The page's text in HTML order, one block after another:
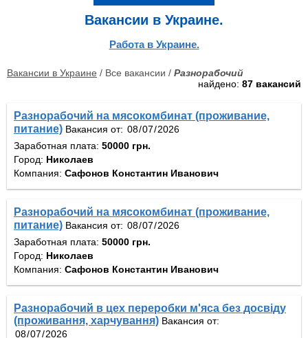
Вакансии в Украине.
Работа в Украине.
Вакансии в Украине / Все вакансии / Разнорабочий
найдено: 87 вакансий
Разнорабочий на мясокомбинат (проживание,
питание) Вакансия от:
Заработная плата: 50000 грн.
Город: Николаев
Компания: Сафонов Константин Иванович
Разнорабочий на мясокомбинат (проживание,
питание) Вакансия от:
Заработная плата: 50000 грн.
Город: Николаев
Компания: Сафонов Константин Иванович
Разнорабочий в цех переробки м'яса без досвіду
(проживання, харчування) Вакансия от: